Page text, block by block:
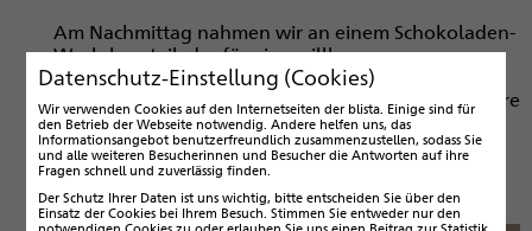
Am Nachmittag nahmen wir an einem Schokoladen-
Workshop teil, der für eine willkommene
Abwechslung sorgte. Hier lernten wir die Kunst der
Schokoladenherstellung kennen und durften unsere
eigenen Schokoladenkreationen gestalten und mit
nach Hause nehmen. Es war nicht nur lehrreich,
sondern auch sehr unterhaltsam und hat uns viel
Freude bereitet (Bilder rechts).
Datenschutz-Einstellung (Cookies)
Wir verwenden Cookies auf den Internetseiten der blista. Einige sind für
den Betrieb der Webseite notwendig. Andere helfen uns, das
Informationsangebot benutzerfreundlich zusammenzustellen, sodass Sie
und alle weiteren Besucherinnen und Besucher die Antworten auf ihre
Fragen schnell und zuverlässig finden.
Der Schutz Ihrer Daten ist uns wichtig, bitte entscheiden Sie über den
Einsatz der Cookies bei Ihrem Besuch. Stimmen Sie entweder nur den